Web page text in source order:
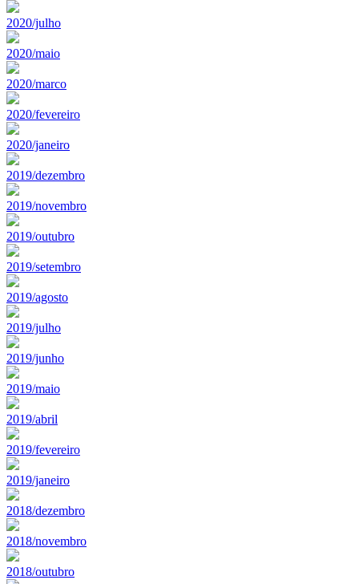
2020/julho
2020/maio
2020/marco
2020/fevereiro
2020/janeiro
2019/dezembro
2019/novembro
2019/outubro
2019/setembro
2019/agosto
2019/julho
2019/junho
2019/maio
2019/abril
2019/fevereiro
2019/janeiro
2018/dezembro
2018/novembro
2018/outubro